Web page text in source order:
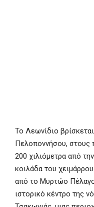
Το Λεωνίδιο
Πελοποννήσου, στους
200 χιλιόμετρα από
κοιλάδα του
από το Μυρτώο
ιστορικό κέντρο της